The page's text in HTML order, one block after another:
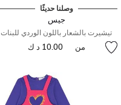
وصلنا حديثًا
جيس
تيشيرت بالشعار باللون الوردي للبنات
من 10.00 د ك